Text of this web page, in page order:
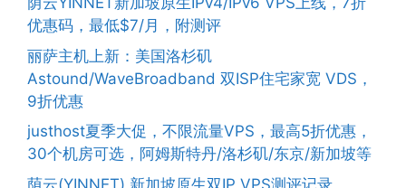
优惠码，最低$7/月，附测评
丽萨主机上新：美国洛杉矶
Astound/WaveBroadband 双ISP住宅家宽 VDS，
9折优惠
justhost夏季大促，不限流量VPS，最高5折优惠，
30个机房可选，阿姆斯特丹/洛杉矶/东京/新加坡等
荫云(YINNET) 新加坡原生双IP VPS测评记录